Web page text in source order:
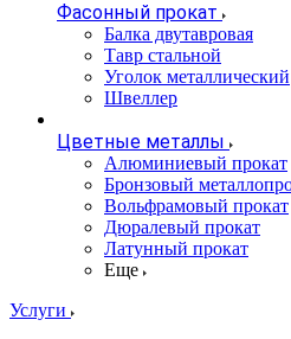
Фасонный прокат
Балка двутавровая
Тавр стальной
Уголок металлический
Швеллер
Цветные металлы
Алюминиевый прокат
Бронзовый
Вольфрамовый прокат
Дюралевый прокат
Латунный прокат
Еще
Услуги